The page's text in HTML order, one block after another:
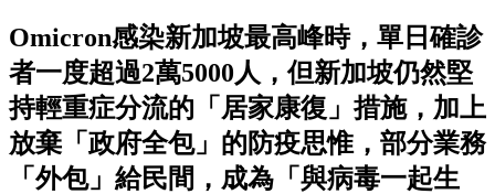
Omicron感染新加坡最高峰時，單日確診
者一度超過2萬5000人，但新加坡仍然堅
持輕重症分流的「居家康復」措施，加上
放棄「政府全包」的防疫思惟，部分業務
「外包」給民間，成為「與病毒一起生